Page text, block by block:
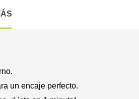
un encaje perfecto.